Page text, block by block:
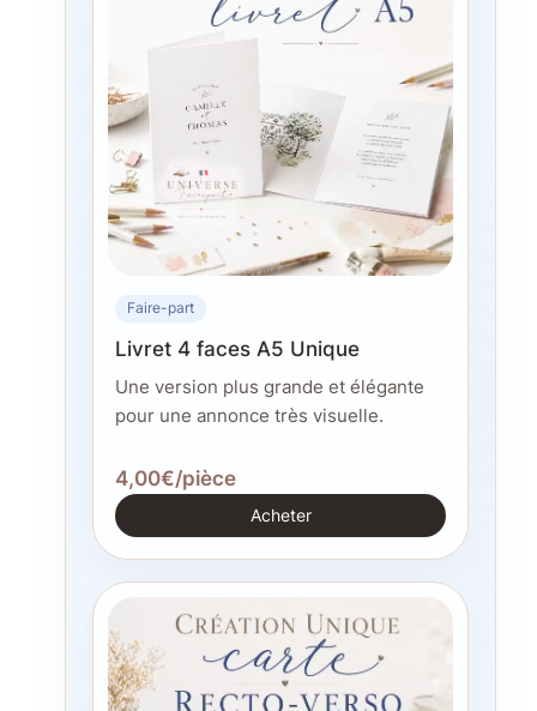
Faire-part
Livret 4 faces A5 Unique
Une version plus grande et élégante
pour une annonce très visuelle.
4,00€/pièce
Acheter